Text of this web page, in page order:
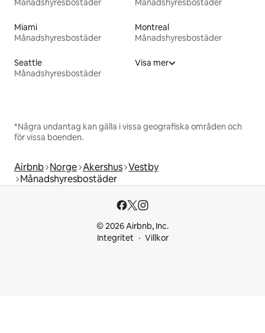
Månadshyresbostäder
Månadshyresbostäder
Miami
Månadshyresbostäder
Montreal
Månadshyresbostäder
Seattle
Månadshyresbostäder
Visa mer
*Några undantag kan gälla i vissa geografiska områden och
för vissa boenden.
Airbnb Norge Akershus Vestby
Månadshyresbostäder
© 2026 Airbnb, Inc.
Integritet
Villkor